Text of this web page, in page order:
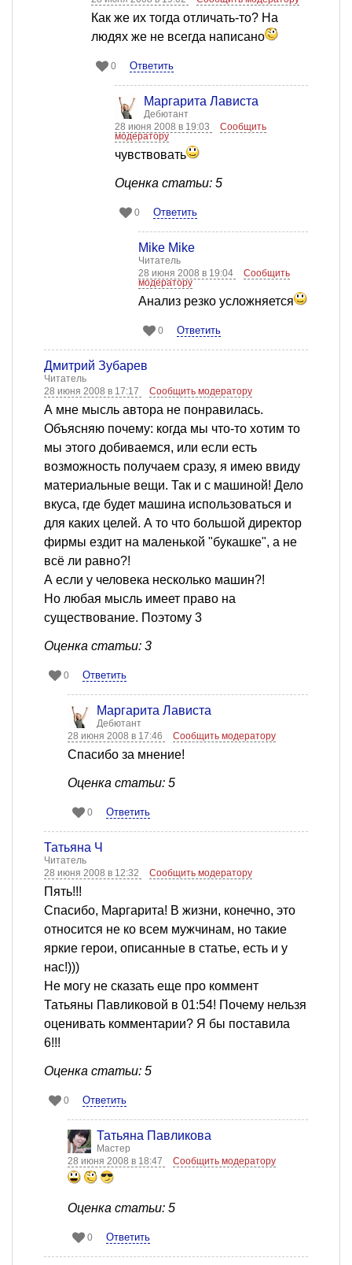
Как же их тогда отличать-то? На
людях же не всегда написано
0 Ответить
Маргарита Лависта
Дебютант
28 июня 2008 в 19:03
Сообщить
модератору
чувствовать
Оценка статьи: 5
0 Ответить
Mike Mike
Читатель
28 июня 2008 в 19:04
Сообщить
модератору
Анализ резко усложняется
0 Ответить
Дмитрий Зубарев
Читатель
28 июня 2008 в 17:17
Сообщить модератору
А мне мысль автора не понравилась.
Объясняю почему: когда мы что-то хотим то
мы этого добиваемся, или если есть
возможность получаем сразу, я имею ввиду
материальные вещи. Так и с машиной! Дело
вкуса, где будет машина использоваться и
для каких целей. А то что большой директор
фирмы ездит на маленькой "букашке", а не
всё ли равно?!
А если у человека несколько машин?!
Но любая мысль имеет право на
существование. Поэтому 3
Оценка статьи: 3
0 Ответить
Маргарита Лависта
Дебютант
28 июня 2008 в 17:46
Сообщить модератору
Спасибо за мнение!
Оценка статьи: 5
0 Ответить
Татьяна Ч
Читатель
28 июня 2008 в 12:32
Сообщить модератору
Пять!!!
Спасибо, Маргарита! В жизни, конечно, это
относится не ко всем мужчинам, но такие
яркие герои, описанные в статье, есть и у
нас!)))
Не могу не сказать еще про коммент
Татьяны Павликовой в 01:54! Почему нельзя
оценивать комментарии? Я бы поставила
6!!!
Оценка статьи: 5
0 Ответить
Татьяна Павликова
Мастер
28 июня 2008 в 18:47
Сообщить модератору
Оценка статьи: 5
0 Ответить